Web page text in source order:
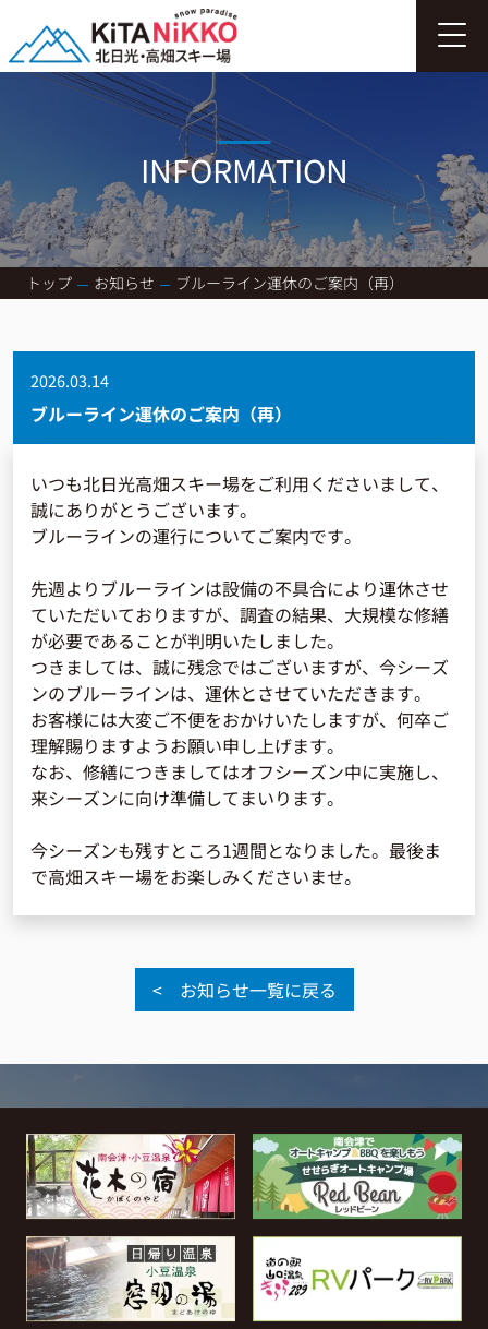
INFORMATION
トップ お知らせ ブルーライン運休のご案内（再）
2026.03.14
ブルーライン運休のご案内（再）
いつも北日光高畑スキー場をご利用くださいまして、
誠にありがとうございます。
ブルーラインの運行についてご案内です。
先週よりブルーラインは設備の不具合により運休させ
ていただいておりますが、調査の結果、大規模な修繕
が必要であることが判明いたしました。
つきましては、誠に残念ではございますが、今シーズ
ンのブルーラインは、運休とさせていただきます。
お客様には大変ご不便をおかけいたしますが、何卒ご
理解賜りますようお願い申し上げます。
なお、修繕につきましてはオフシーズン中に実施し、
来シーズンに向け準備してまいります。
今シーズンも残すところ1週間となりました。最後ま
で高畑スキー場をお楽しみくださいませ。
< お知らせ一覧に戻る